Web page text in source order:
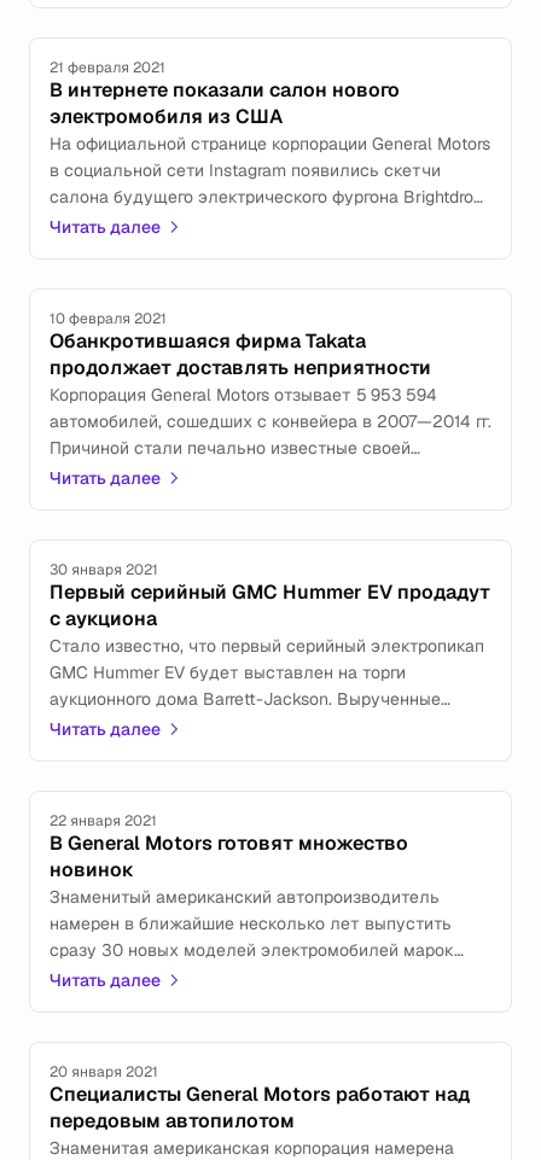
21 февраля 2021
В интернете показали салон нового
электромобиля из США
На официальной странице корпорации General Motors
в социальной сети Instagram появились скетчи
салона будущего электрического фургона Brightdrop
EV600.
Читать далее
10 февраля 2021
Обанкротившаяся фирма Takata
продолжает доставлять неприятности
Корпорация General Motors отзывает 5 953 594
автомобилей, сошедших с конвейера в 2007—2014 гг.
Причиной стали печально известные своей
взрывоопасностью подушки безопасности
Читать далее
30 января 2021
Первый серийный GMC Hummer EV продадут
с аукциона
Стало известно, что первый серийный электропикап
GMC Hummer EV будет выставлен на торги
аукционного дома Barrett-Jackson. Вырученные
за него средства пойдут на благотворительность —
Читать далее
22 января 2021
В General Motors готовят множество
новинок
Знаменитый американский автопроизводитель
намерен в ближайшие несколько лет выпустить
сразу 30 новых моделей электромобилей марок
GMC, Chevrolet и Cadillac.
Читать далее
20 января 2021
Специалисты General Motors работают над
передовым автопилотом
Знаменитая американская корпорация намерена